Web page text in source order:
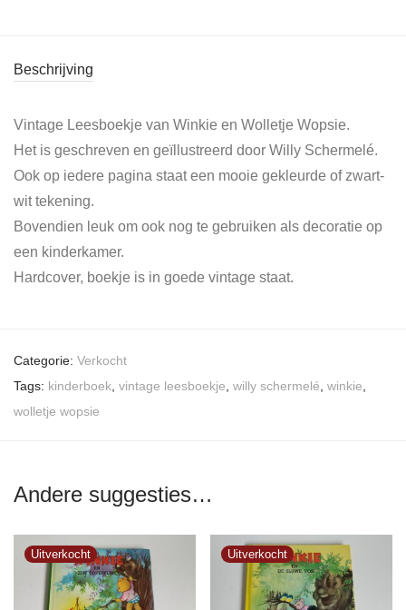
Beschrijving
Vintage Leesboekje van Winkie en Wolletje Wopsie.
Het is geschreven en geïllustreerd door Willy Schermelé.
Ook op iedere pagina staat een mooie gekleurde of zwart-
wit tekening.
Bovendien leuk om ook nog te gebruiken als decoratie op
een kinderkamer.
Hardcover, boekje is in goede vintage staat.
Categorie: Verkocht
Tags: kinderboek vintage leesboekje willy schermelé winkie
wolletje wopsie
Andere suggesties…